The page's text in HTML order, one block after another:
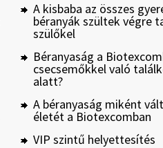
A kisbaba az összes
béranyák szültek végre
szülőkel
Béranyaság a
csecsemőkkel való
alatt?
A béranyaság miként
életét a Biotexcomban
VIP szintű helyettesítés